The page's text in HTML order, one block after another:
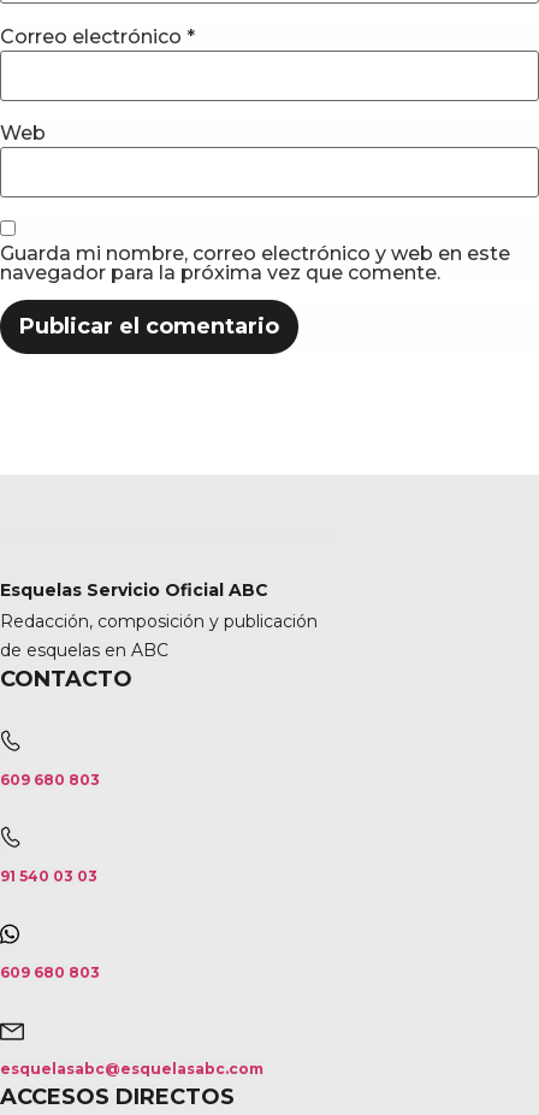
Correo electrónico *
Web
Guarda mi nombre, correo electrónico y web en este
navegador para la próxima vez que comente.
Esquelas Servicio Oficial ABC
Redacción, composición y publicación
de esquelas en ABC
CONTACTO
609 680 803
91 540 03 03
609 680 803
esquelasabc@esquelasabc.com
ACCESOS DIRECTOS